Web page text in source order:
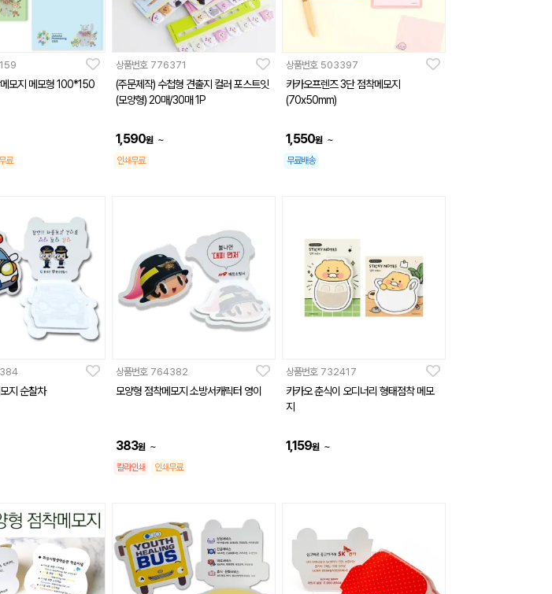
모지 메모형 100*150
료
상품번호 776371
(주문제작) 수첩형 견출지 컬러 포스트잇
(모양형) 20매/30매 1P
1,590원 ~
인쇄무료
상품번호 503397
카카오프렌즈 3단 점착메모지
(70x50mm)
1,550원 ~
무료배송
지 순찰차
상품번호 764382
모양형 점착메모지 소방서캐릭터 영이
383원 ~
칼라인쇄 인쇄무료
상품번호 732417
카카오 춘식이 오디너리 형태점착 메모
지
1,159원 ~